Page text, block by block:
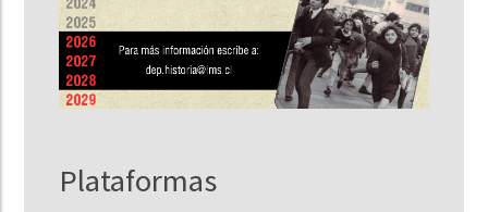
Plataformas